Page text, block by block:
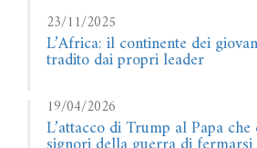
23/11/2025
L’Africa: il continente dei
tradito dai propri leader
19/04/2026
L’attacco di Trump al Papa che